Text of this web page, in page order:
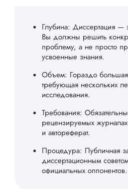
Глубина: Диссертация —
Вы должны решить
проблему, а не просто
усвоенные знания.
Объем: Гораздо большая
требующая нескольких
исследования.
Требования:
рецензируемых
и автореферат.
Процедура: Публичная
диссертационным
официальных оппонентов.